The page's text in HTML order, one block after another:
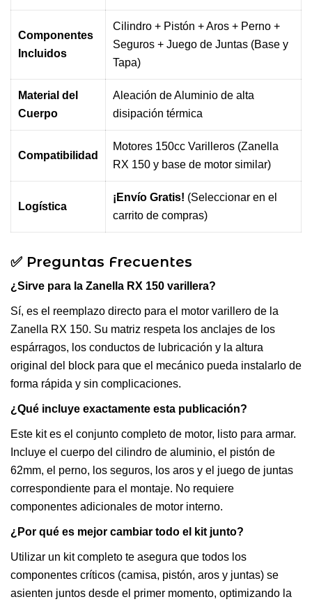
Componentes
Incluidos
Cilindro + Pistón + Aros + Perno +
Seguros + Juego de Juntas (Base y
Tapa)
Material del
Cuerpo
Aleación de Aluminio de alta
disipación térmica
Compatibilidad
Motores 150cc Varilleros (Zanella
RX 150 y base de motor similar)
Logística
¡Envío Gratis! (Seleccionar en el
carrito de compras)
✅ Preguntas Frecuentes
¿Sirve para la Zanella RX 150 varillera?
Sí, es el reemplazo directo para el motor varillero de la
Zanella RX 150. Su matriz respeta los anclajes de los
espárragos, los conductos de lubricación y la altura
original del block para que el mecánico pueda instalarlo de
forma rápida y sin complicaciones.
¿Qué incluye exactamente esta publicación?
Este kit es el conjunto completo de motor, listo para armar.
Incluye el cuerpo del cilindro de aluminio, el pistón de
62mm, el perno, los seguros, los aros y el juego de juntas
correspondiente para el montaje. No requiere
componentes adicionales de motor interno.
¿Por qué es mejor cambiar todo el kit junto?
Utilizar un kit completo te asegura que todos los
componentes críticos (camisa, pistón, aros y juntas) se
asienten juntos desde el primer momento, optimizando la